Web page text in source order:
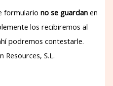
formulariono se guardan en
los recibiremos al
podremos contestarle.
Resources, S.L.